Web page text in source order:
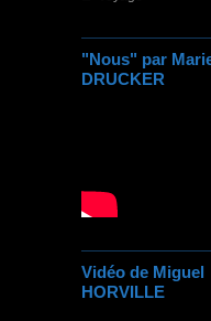
"Nous" par
DRUCKER
Vidéo de Miguel
HORVILLE